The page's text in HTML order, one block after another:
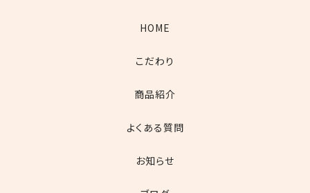
HOME
こだわり
商品紹介
よくある質問
お知らせ